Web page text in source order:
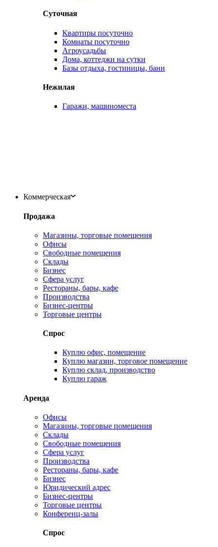
Суточная
Квартиры посуточно
Комнаты посуточно
Агроусадьбы
Дома, коттеджи на сутки
Базы отдыха, гостиницы, бани
Нежилая
Гаражи, машиноместа
Коммерческая
Продажа
Магазины, торговые помещения
Офисы
Свободные помещения
Склады
Бизнес
Сфера услуг
Рестораны, бары, кафе
Производства
Бизнес-центры
Торговые центры
Спрос
Куплю офис, помещение
Куплю магазин, торговое помещение
Куплю склад, производство
Куплю гараж
Аренда
Офисы
Магазины, торговые помещения
Склады
Свободные помещения
Сфера услуг
Производства
Рестораны, бары, кафе
Бизнес
Юридический адрес
Бизнес-центры
Торговые центры
Конференц-залы
Спрос